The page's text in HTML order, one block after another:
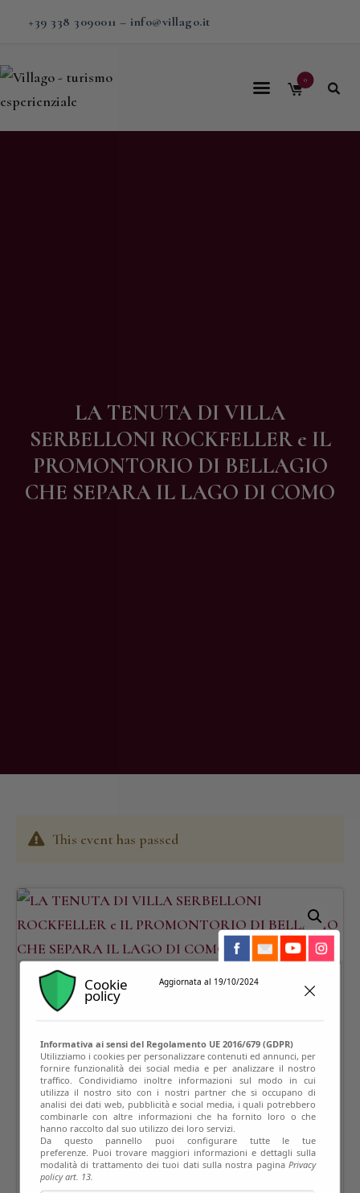
+39 338 3090011 – info@villago.it
0
LA TENUTA DI VILLA
SERBELLONI ROCKFELLER e IL
PROMONTORIO DI BELLAGIO
CHE SEPARA IL LAGO DI COMO
Home
This event has passed
Cookie
policy
Aggiornata al 19/10/2024
Informativa ai sensi del Regolamento UE 2016/679 (GDPR)
Utilizziamo i cookies per personalizzare contenuti ed annunci, per
fornire funzionalità dei social media e per analizzare il nostro
traffico. Condividiamo inoltre informazioni sul modo in cui
utilizza il nostro sito con i nostri partner che si occupano di
analisi dei dati web, pubblicità e social media, i quali potrebbero
combinarle con altre informazioni che ha fornito loro o che
hanno raccolto dal suo utilizzo dei loro servizi.
Da questo pannello puoi configurare tutte le tue
preferenze. Puoi trovare maggiori informazioni e dettagli sulla
modalità di trattamento dei tuoi dati sulla nostra paginaPrivacy
policy art. 13.